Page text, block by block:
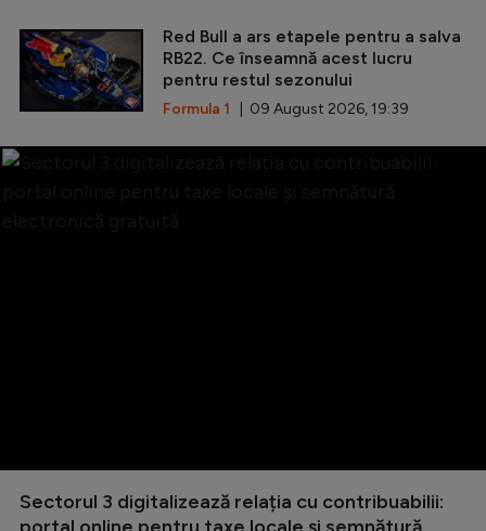
Red Bull a ars etapele pentru a salva
RB22. Ce înseamnă acest lucru
pentru restul sezonului
Formula 1 | 09 August 2026, 19:39
Sectorul 3 digitalizează relația cu contribuabilii: